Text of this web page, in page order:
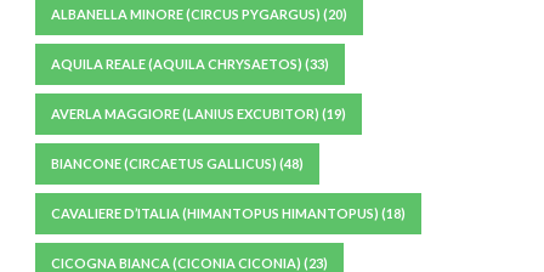
ALBANELLA MINORE (CIRCUS PYGARGUS) (20)
AQUILA REALE (AQUILA CHRYSAETOS) (33)
AVERLA MAGGIORE (LANIUS EXCUBITOR) (19)
BIANCONE (CIRCAETUS GALLICUS) (48)
CAVALIERE D’ITALIA (HIMANTOPUS HIMANTOPUS) (18)
CICOGNA BIANCA (CICONIA CICONIA) (23)